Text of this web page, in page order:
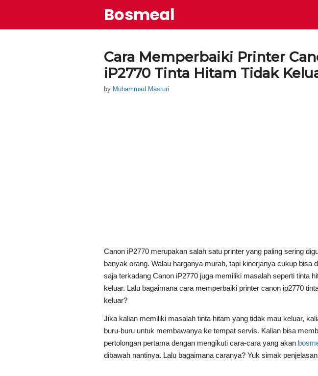
content
Bosmeal
Cara Memperbaiki Printer
iP2770 Tinta Hitam Tidak
by Muhammad Masruri
Canon iP2770 merupakan salah satu printer yang paling sering
banyak orang. Walau harganya murah, tapi kinerjanya cukup bisa
saja terkadang Canon iP2770 juga memiliki masalah seperti tinta
keluar. Lalu bagaimana cara memperbaiki printer canon ip2770
keluar?
Jika kalian memiliki masalah tinta hitam yang tidak mau keluar,
buru-buru untuk membawanya ke tempat servis. Kalian bisa
pertolongan pertama dengan mengikuti cara-cara yang akan
dibawah nantinya. Lalu bagaimana caranya? Yuk simak